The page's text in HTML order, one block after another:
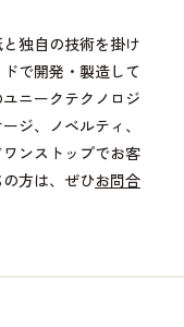
独自の技術を掛け
で開発・製造して
ニークテクノロジ
ジ、ノベルティ、
ンストップでお客
方は、ぜひお問合